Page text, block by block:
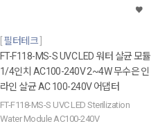
필터테크
FT-F118-MS-S UVC LED 워터 살균 모듈
1/4인치 AC100-240V 2~4W 무수은 인
라인 살균 AC 100-240V 어댑터
FT-F118-MS-S UVC LED Sterilization
Water Module AC100-240V